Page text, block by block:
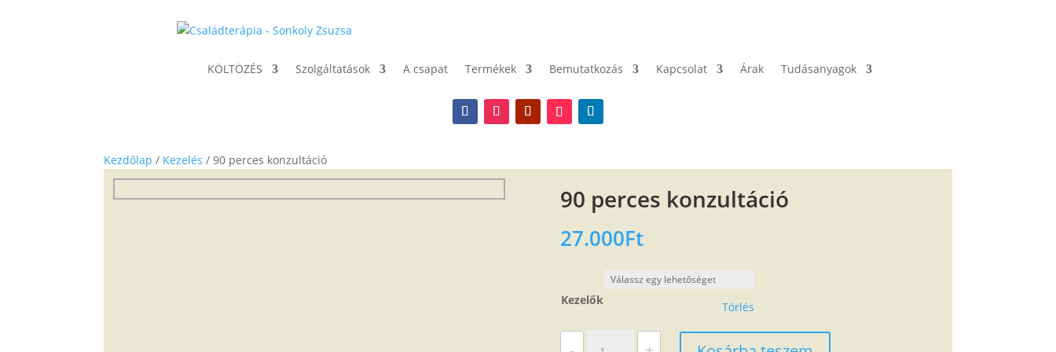
KÖLTÖZÉS Szolgáltatások A csapat Termékek Bemutatkozás Kapcsolat Árak Tudásanyagok
Kezdőlap / Kezelés / 90 perces konzultáció
90 perces konzultáció
27.000Ft
Kezelők Törlés